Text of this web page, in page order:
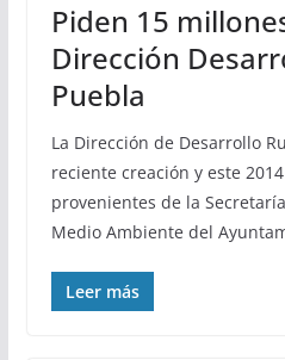
Piden 15
Dirección
Puebla
La Dirección de Desarrollo
reciente creación y este
provenientes de la
Medio Ambiente del
Leer más